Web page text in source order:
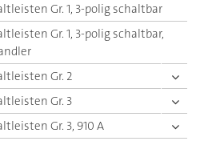
Gr. 1, 3-polig schaltbar
Gr. 1, 3-polig schaltbar,
Gr. 2
Gr. 3
Gr. 3, 910 A